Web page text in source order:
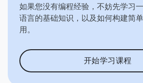
如果您没有编程经验，不妨先学习
语言的基础知识，以及如何构建简
用。
开始学习课程